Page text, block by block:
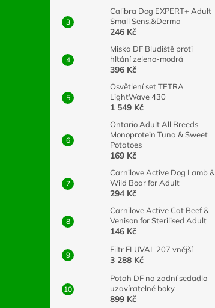
Calibra Dog EXPERT+ Adult
Small Sens.&Derma
246 Kč
Miska DF Bludiště proti
hltání zeleno-modrá
396 Kč
Osvětlení set TETRA
LightWave 430
1 549 Kč
Ontario Adult All Breeds
Monoprotein Tuna & Sweet
Potatoes
169 Kč
Carnilove Active Dog Lamb &
Wild Boar for Adult
294 Kč
Carnilove Active Cat Beef &
Venison for Sterilised Adult
146 Kč
Filtr FLUVAL 207 vnější
3 288 Kč
Potah DF na zadní sedadlo
uzavíratelné boky
899 Kč